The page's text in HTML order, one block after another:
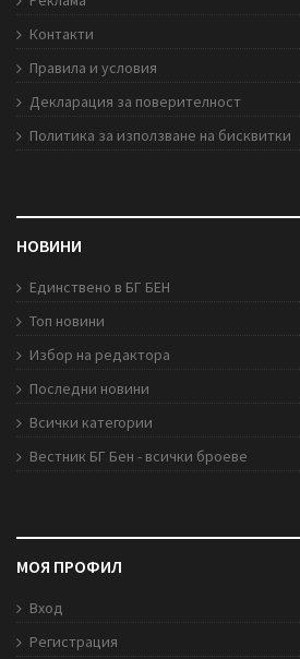
Контакти
Правила и условия
Декларация за поверителност
Политика за използване на бисквитки
НОВИНИ
Единствено в БГ БЕН
Топ новини
Избор на редактора
Последни новини
Всички категории
Вестник БГ Бен - всички броеве
МОЯ ПРОФИЛ
Вход
Регистрация